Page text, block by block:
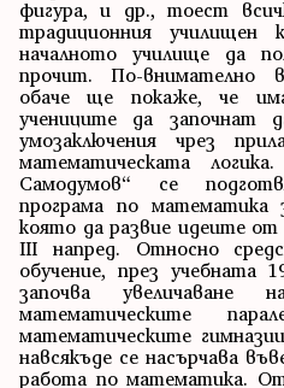
фигура, и др., тоест
традиционния
началното училище да
прочит. По-внимателно
обаче ще покаже, че
учениците да започнат
умозаключения чрез
математическата
Самодумов“ се
програма по математика
която да развие идеите
III напред. Относно
обучение, през учебната
започва
математическите
математическите
навсякъде се насърчава
работа по математика.